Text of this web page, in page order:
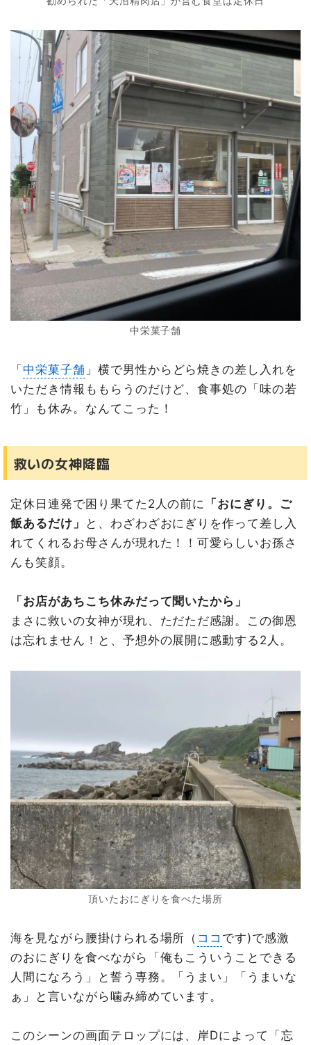
中栄菓子舗
「中栄菓子舗 」横で男性からどら焼きの差し入れを
いただき情報ももらうのだけど、食事処の「味の若
竹」も休み。なんてこった！
救いの女神降臨
定休日連発で困り果てた2人の前に 「おにぎり。ご
飯あるだけ」
と、わざわざおにぎりを作って差し入
れてくれるお母さんが現れた！！可愛らしいお孫さ
んも笑顔。
「お店があちこち休みだって聞いたから」
まさに救いの女神が現れ、ただただ感謝。この御恩
は忘れません！と、予想外の展開に感動する2人。
頂いたおにぎりを食べた場所
海を見ながら腰掛けられる場所（ ココ です)で感激
のおにぎりを食べながら「俺もこういうことできる
人間になろう」と誓う専務。「うまい」「うまいな
ぁ」と言いながら噛み締めています。
このシーンの画面テロップには、岸Dによって「忘